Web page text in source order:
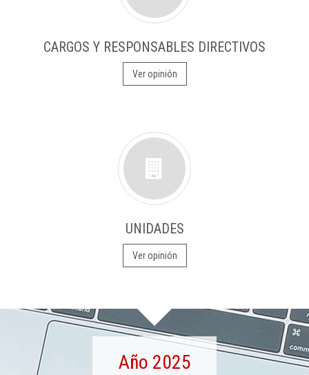
CARGOS Y RESPONSABLES DIRECTIVOS
Ver opinión
UNIDADES
Ver opinión
Año 2025